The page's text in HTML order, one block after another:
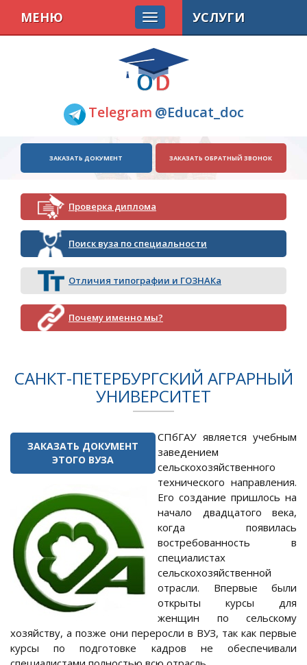
Telegram @Educat_doc
МЕНЮ
ЗАКАЗАТЬ ДОКУМЕНТ ЗАКАЗАТЬ ОБРАТНЫЙ ЗВОНОК
Проверка диплома
Поиск вуза по специальности
Отличия типографии и ГОЗНАКа
Почему именно мы?
УСЛУГИ
САНКТ-ПЕТЕРБУРГСКИЙ АГРАРНЫЙ
УНИВЕРСИТЕТ
ЗАКАЗАТЬ ДОКУМЕНТ
ЭТОГО ВУЗА
СПбГАУ является учебным
заведением
сельскохозяйственного
технического направления.
Его создание пришлось на
начало двадцатого века,
когда появилась
востребованность в
специалистах
сельскохозяйственной
отрасли. Впервые были
открыты курсы для
женщин по сельскому
хозяйству, а позже они переросли в ВУЗ, так как первые
курсы по подготовке кадров не обеспечивали